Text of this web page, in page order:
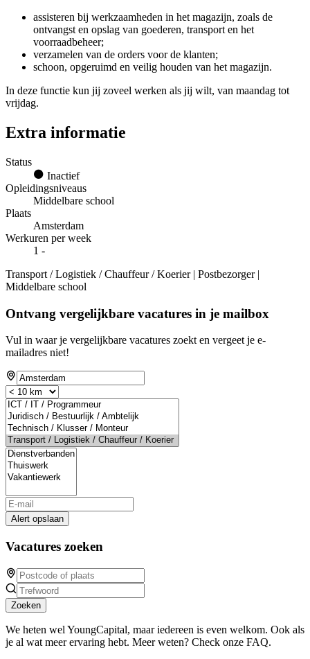
assisteren bij werkzaamheden in het magazijn, zoals de
ontvangst en opslag van goederen, transport en het
voorraadbeheer;
verzamelen van de orders voor de klanten;
schoon, opgeruimd en veilig houden van het magazijn.
In deze functie kun jij zoveel werken als jij wilt, van maandag tot
vrijdag.
Extra informatie
Status
Inactief
Opleidingsniveaus
Middelbare school
Plaats
Amsterdam
Werkuren per week
1 -
Transport / Logistiek / Chauffeur / Koerier | Postbezorger |
Middelbare school
Ontvang vergelijkbare vacatures in je mailbox
Vul in waar je vergelijkbare vacatures zoekt en vergeet je e-
mailadres niet!
Alert opslaan
Vacatures zoeken
Zoeken
We heten wel YoungCapital, maar iedereen is even welkom. Ook als
je al wat meer ervaring hebt. Meer weten? Check onze FAQ.